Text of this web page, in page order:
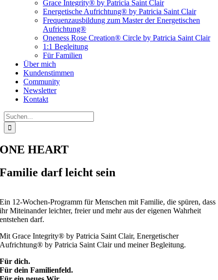
Grace Integrity® by Patricia Saint Clair
Energetische Aufrichtung® by Patricia Saint Clair
Frequenzausbildung zum Master der Energetischen
Aufrichtung®
Oneness Rose Creation® Circle by Patricia Saint Clair
1:1 Begleitung
Für Familien
Über mich
Kundenstimmen
Community
Newsletter
Kontakt
Suche
nach:
ONE HEART
Familie darf leicht sein
Ein 12-Wochen-Programm für Menschen mit Familie, die spüren, dass
ihr Miteinander leichter, freier und mehr aus der eigenen Wahrheit
entstehen darf.
Mit Grace Integrity® by Patricia Saint Clair, Energetischer
Aufrichtung® by Patricia Saint Clair und meiner Begleitung.
Für dich.
Für dein Familienfeld.